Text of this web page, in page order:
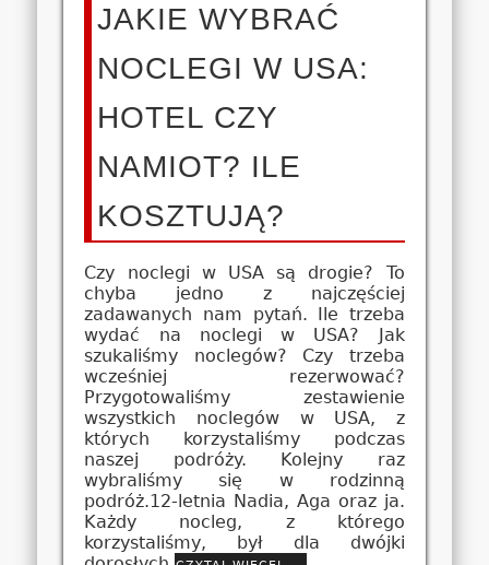
JAKIE WYBRAĆ
NOCLEGI W USA:
HOTEL CZY
NAMIOT? ILE
KOSZTUJĄ?
Czy noclegi w USA są drogie? To
chyba jedno z najczęściej
zadawanych nam pytań. Ile trzeba
wydać na noclegi w USA? Jak
szukaliśmy noclegów? Czy trzeba
wcześniej rezerwować?
Przygotowaliśmy zestawienie
wszystkich noclegów w USA, z
których korzystaliśmy podczas
naszej podróży. Kolejny raz
wybraliśmy się w rodzinną
podróż.12-letnia Nadia, Aga oraz ja.
Każdy nocleg, z którego
korzystaliśmy, był dla dwójki